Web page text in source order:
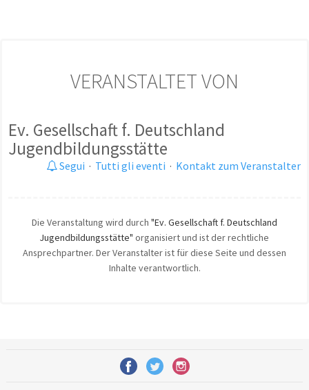
VERANSTALTET VON
Ev. Gesellschaft f. Deutschland
Jugendbildungsstätte
Segui · Tutti gli eventi · Kontakt zum Veranstalter
Die Veranstaltung wird durch "Ev. Gesellschaft f. Deutschland
Jugendbildungsstätte" organisiert und ist der rechtliche
Ansprechpartner. Der Veranstalter ist für diese Seite und dessen
Inhalte verantwortlich.